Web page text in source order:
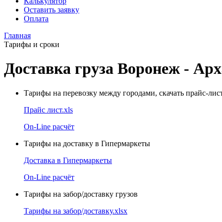
Оставить заявку
Оплата
Главная
Тарифы и сроки
Доставка груза Воронеж -
Тарифы на перевозку между городами, скачать прайс-
Прайс лист.xls
On-Line расчёт
Тарифы на доставку в Гипермаркеты
Доставка в Гипермаркеты
On-Line расчёт
Тарифы на забор/доставку грузов
Тарифы на забор/доставку.xlsx